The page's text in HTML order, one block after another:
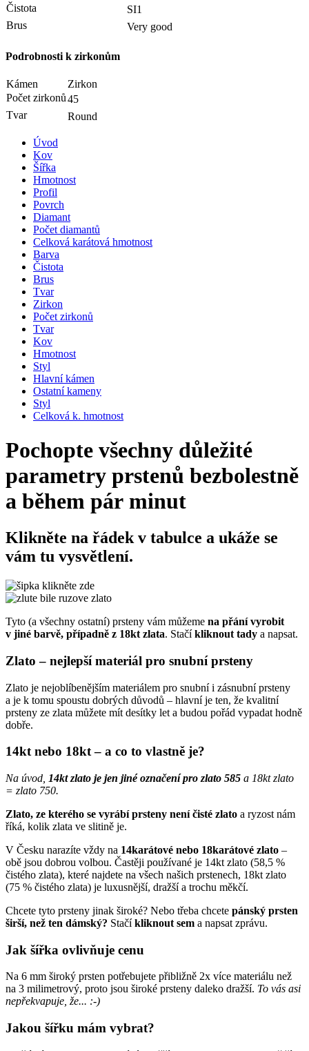
Čistota
SI1
Brus
Very good
Podrobnosti k zirkonům
Kámen
Zirkon
Počet zirkonů45
Tvar
Round
Úvod
Kov
Šířka
Hmotnost
Profil
Povrch
Diamant
Počet diamantů
Celková karátová hmotnost
Barva
Čistota
Brus
Tvar
Zirkon
Počet zirkonů
Tvar
Kov
Hmotnost
Styl
Hlavní kámen
Ostatní kameny
Styl
Celková k. hmotnost
Pochopte všechny důležité
parametry prstenů bezbolestně
a během pár minut
Klikněte na řádek v tabulce a ukáže se
vám tu vysvětlení.
Tyto (a všechny ostatní) prsteny vám můžeme na přání vyrobit
v jiné barvě, případně z 18kt zlata. Stačíkliknout tady a napsat.
Zlato – nejlepší materiál pro snubní prsteny
Zlato je nejoblíbenějším materiálem pro snubní i zásnubní prsteny
a je k tomu spoustu dobrých důvodů – hlavní je ten, že kvalitní
prsteny ze zlata můžete mít desítky let a budou pořád vypadat hodně
dobře.
14kt nebo 18kt – a co to vlastně je?
Na úvod, 14kt zlato je jen jiné označení pro zlato 585 a 18kt zlato
= zlato 750.
Zlato, ze kterého se vyrábí prsteny není čisté zlato a ryzost nám
říká, kolik zlata ve slitině je.
V Česku narazíte vždy na 14karátové nebo 18karátové zlato –
obě jsou dobrou volbou. Častěji používané je 14kt zlato (58,5 %
čistého zlata), které najdete na všech našich prstenech, 18kt zlato
(75 % čistého zlata) je luxusnější, dražší a trochu měkčí.
Chcete tyto prsteny jinak široké? Nebo třeba chcete pánský prsten
širší, než ten dámský? Stačíkliknout sem a napsat zprávu.
Jak šířka ovlivňuje cenu
Na 6 mm široký prsten potřebujete přibližně 2x více materiálu než
na 3 milimetrový, proto jsou široké prsteny daleko dražší. To vás asi
nepřekvapuje, že... :-)
Jakou šířku mám vybrat?